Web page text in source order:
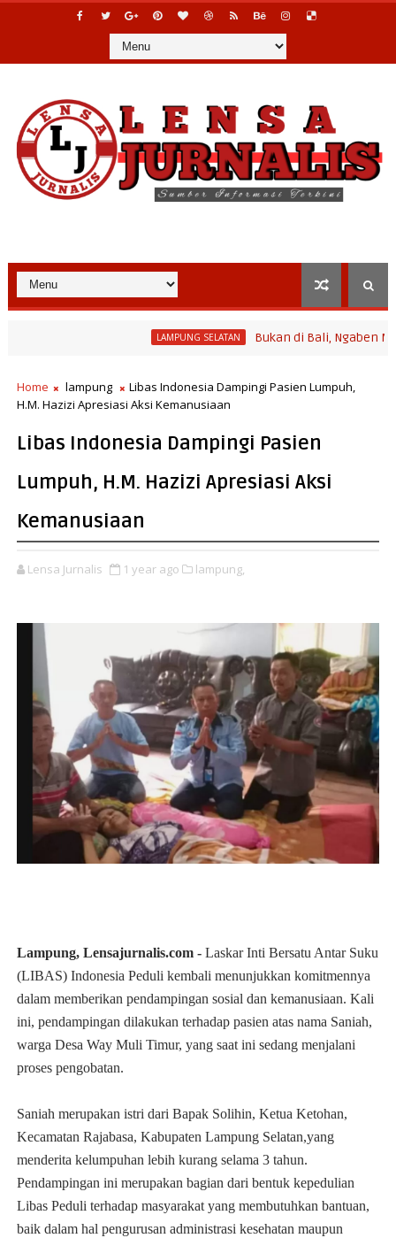
LAMPUNG SELATAN Bukan di Bali, Ngaben Massal
Home lampung
Libas Indonesia Dampingi Pasien Lumpuh,
H.M. Hazizi Apresiasi Aksi Kemanusiaan
Libas Indonesia Dampingi Pasien
Lumpuh, H.M. Hazizi Apresiasi Aksi
Kemanusiaan
Lensa Jurnalis 1 year ago lampung,
Lampung, Lensajurnalis.com - Laskar Inti Bersatu Antar Suku
(LIBAS) Indonesia Peduli kembali menunjukkan komitmennya
dalam memberikan pendampingan sosial dan kemanusiaan. Kali
ini, pendampingan dilakukan terhadap pasien atas nama Saniah,
warga Desa Way Muli Timur, yang saat ini sedang menjalani
proses pengobatan.
Saniah merupakan istri dari Bapak Solihin, Ketua Ketohan,
Kecamatan Rajabasa, Kabupaten Lampung Selatan,yang
menderita kelumpuhan lebih kurang selama 3 tahun.
Pendampingan ini merupakan bagian dari bentuk kepedulian
Libas Peduli terhadap masyarakat yang membutuhkan bantuan,
baik dalam hal pengurusan administrasi kesehatan maupun